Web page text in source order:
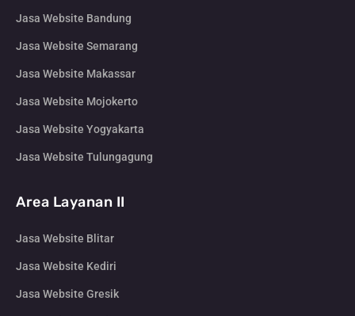
Jasa Website Bandung
Jasa Website Semarang
Jasa Website Makassar
Jasa Website Mojokerto
Jasa Website Yogyakarta
Jasa Website Tulungagung
Area Layanan II
Jasa Website Blitar
Jasa Website Kediri
Jasa Website Gresik